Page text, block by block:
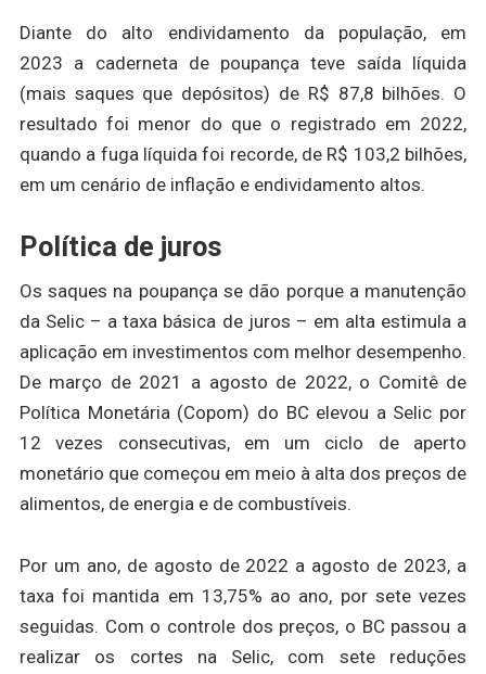
Diante do alto endividamento da população, em
2023 a caderneta de poupança teve saída líquida
(mais saques que depósitos) de R$ 87,8 bilhões. O
resultado foi menor do que o registrado em 2022,
quando a fuga líquida foi recorde, de R$ 103,2 bilhões,
em um cenário de inflação e endividamento altos.
Política de juros
Os saques na poupança se dão porque a manutenção
da Selic – a taxa básica de juros – em alta estimula a
aplicação em investimentos com melhor desempenho.
De março de 2021 a agosto de 2022, o Comitê de
Política Monetária (Copom) do BC elevou a Selic por
12 vezes consecutivas, em um ciclo de aperto
monetário que começou em meio à alta dos preços de
alimentos, de energia e de combustíveis.
Por um ano, de agosto de 2022 a agosto de 2023, a
taxa foi mantida em 13,75% ao ano, por sete vezes
seguidas. Com o controle dos preços, o BC passou a
realizar os cortes na Selic, com sete reduções